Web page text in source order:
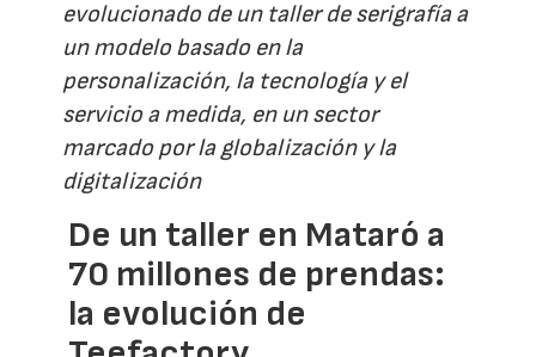
evolucionado de un taller de serigrafía a
un modelo basado en la
personalización, la tecnología y el
servicio a medida, en un sector
marcado por la globalización y la
digitalización
De un taller en Mataró a
70 millones de prendas:
la evolución de